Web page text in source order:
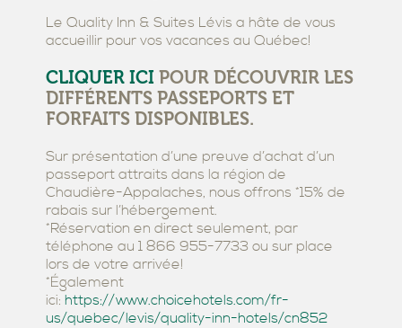
Le Quality Inn & Suites Lévis a hâte de vous
accueillir pour vos vacances au Québec!
CLIQUER ICI POUR DÉCOUVRIR LES
DIFFÉRENTS PASSEPORTS ET
FORFAITS DISPONIBLES.
Sur présentation d’une preuve d’achat d’un
passeport attraits dans la région de
Chaudière-Appalaches, nous offrons *15% de
rabais sur l’hébergement.
*Réservation en direct seulement, par
téléphone au 1 866 955-7733 ou sur place
lors de votre arrivée!
*Également
ici: https://www.choicehotels.com/fr-
us/quebec/levis/quality-inn-hotels/cn852